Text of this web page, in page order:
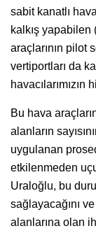
sabit kanatlı
kalkış yapabilen
araçlarının pilot
vertiportları da
Bu hava
alanların
uygulanan
etkilenmeden
Uraloğlu, bu
sağlayacağını
alanlarına olan